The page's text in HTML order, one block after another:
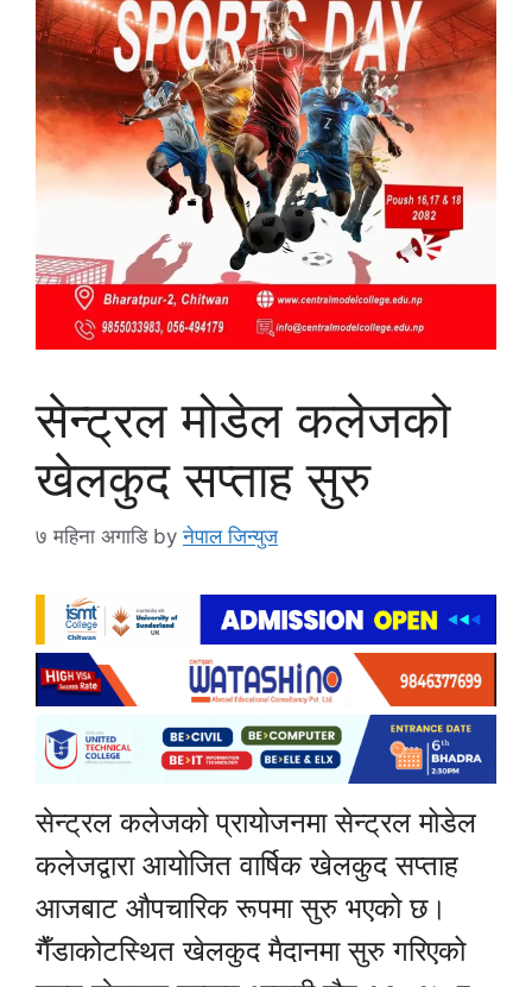
सेन्ट्रल मोडेल कलेजको
खेलकुद सप्ताह सुरु
७ महिना अगाडि byनेपाल जिन्युज
सेन्ट्रल कलेजको प्रायोजनमा सेन्ट्रल मोडेल
कलेजद्वारा आयोजित वार्षिक खेलकुद सप्ताह
आजबाट औपचारिक रूपमा सुरु भएको छ।
गैँडाकोटस्थित खेलकुद मैदानमा सुरु गरिएको